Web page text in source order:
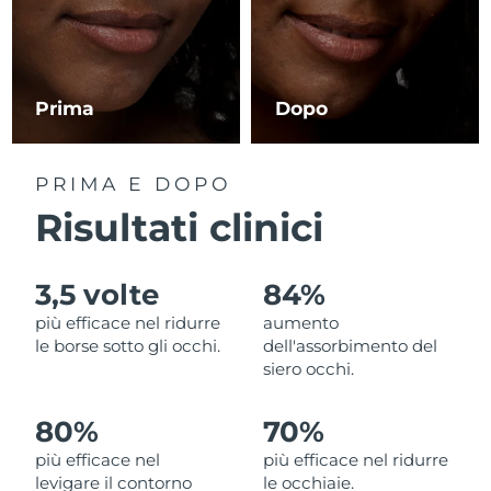
Prima Dopo
PRIMA E DOPO
Risultati clinici
3,5 volte
più efficace nel ridurre
le borse sotto gli occhi.
84%
aumento
dell'assorbimento del
siero occhi.
80%
più efficace nel
levigare il contorno
70%
più efficace nel ridurre
le occhiaie.
RAS di Macao Consegna stimata8/11/26
Malaysia Consegna stimata
Messico
Paesi Bassi Consegna stimata
Nuova Zelanda Consegna stimata
Oman Consegna stimata8/12/26